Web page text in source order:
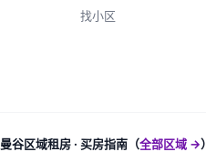
找小区
曼谷区域租房 · 买房指南（全部区域 →）